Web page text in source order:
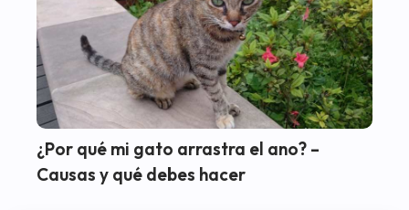
¿Por qué mi gato arrastra el ano? –
Causas y qué debes hacer